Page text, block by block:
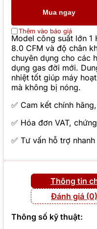
Mua ngay
Thêm vào báo giá
Model công suất lớn 1
8.0 CFM và độ chân
chuyên dụng cho các
dụng gas đời mới.
nhiệt tốt giúp máy
mà không bị nóng.
✅ Cam kết chính
✅ Hóa đơn VAT,
✅ Tư vấn hỗ trợ
Thông tin
Đánh giá (0)
Thông số kỹ thuật: